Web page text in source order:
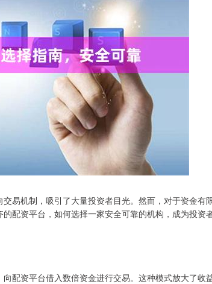
易机制，吸引了大量投资者目光。然而，对于资金有
配资平台，如何选择一家安全可靠的机构，成为投资
配资平台借入数倍资金进行交易。这种模式放大了收